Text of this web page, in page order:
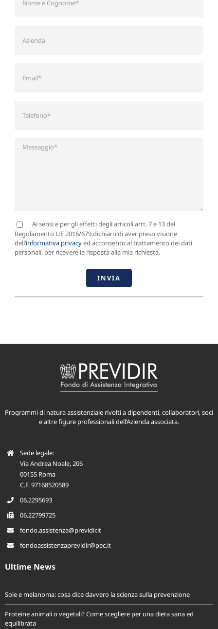
Ai sensi e per gli effetti degli articoli artt. 7 e 13 del
Regolamento UE 2016/679 dichiaro di aver preso visione
dell’informativa privacyed acconsento al trattamento dei dati
personali, per ricevere la risposta alla mia richiesta.
Programmi di natura assistenziale rivolti a dipendenti, collaboratori, soci
e altre figure professionali dell’Azienda associata.
Sede legale:
Via Andrea Noale, 206
00155 Roma
C.F. 97168520589
06.2295693
06.22799725
fondo.assistenza@previdir.it
fondoassistenzaprevidir@pec.it
Ultime News
Sole e melanoma: cosa dice davvero la scienza sulla prevenzione
Proteine animali o vegetali? Come scegliere per una dieta sana ed
equilibrata